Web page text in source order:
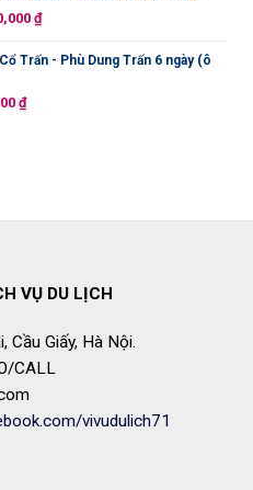
₫.
là:
₫Giá
tại
Trấn - Phù Dung Trấn 6 ngày (ô
₫Giá
VỤ DU LỊCH
Cầu Giấy, Hà Nội.
CALL
vivudulich71